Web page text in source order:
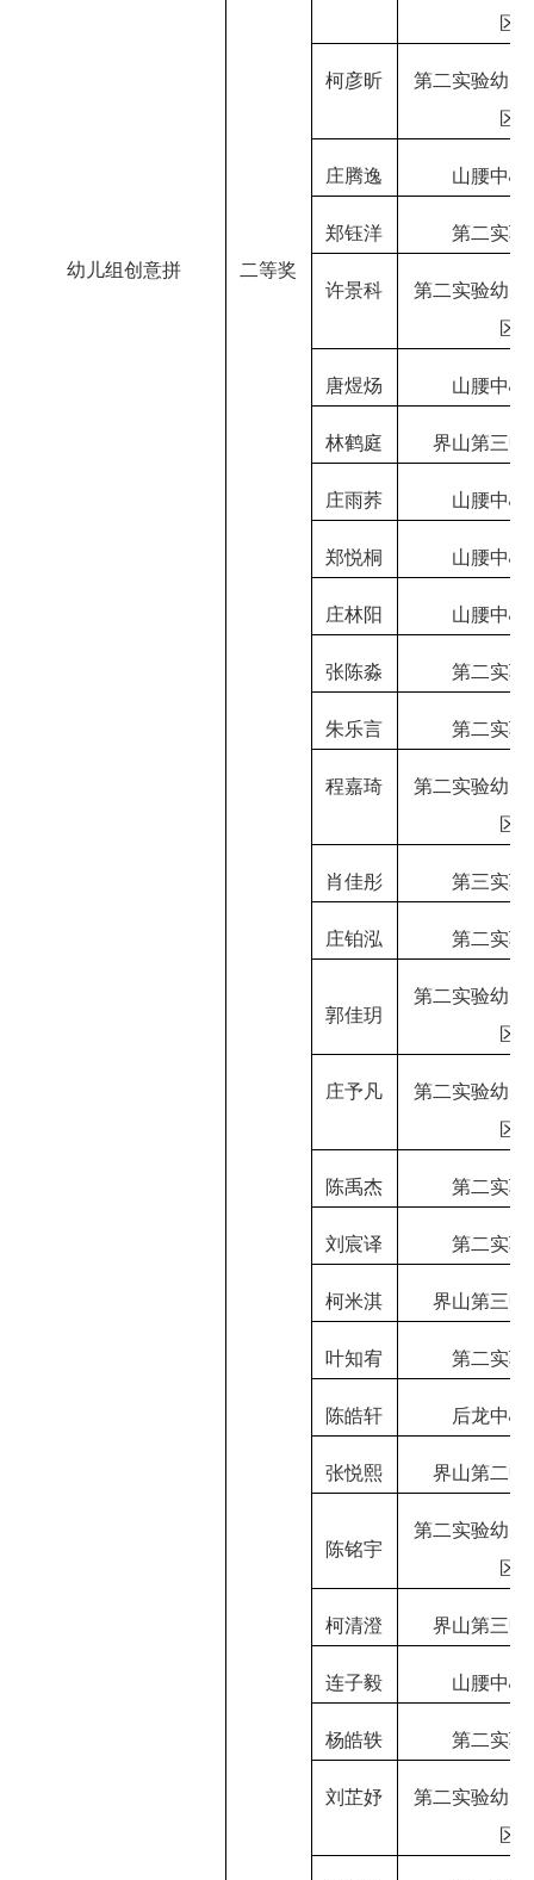
幼儿组创意拼 二等奖
区
柯彦昕
第二实验幼儿
区
庄腾逸 山腰中心
郑钰洋 第二实验
许景科
第二实验幼儿
区
唐煜炀 山腰中心
林鹤庭 界山第三中
庄雨荞 山腰中心
郑悦桐 山腰中心
庄林阳 山腰中心
张陈淼 第二实验
朱乐言 第二实验
程嘉琦
第二实验幼儿
区
肖佳彤 第三实验
庄铂泓 第二实验
郭佳玥
第二实验幼儿
区
庄予凡
第二实验幼儿
区
陈禹杰 第二实验
刘宸译 第二实验
柯米淇 界山第三中
叶知宥 第二实验
陈皓轩 后龙中心
张悦熙 界山第二中
陈铭宇
第二实验幼儿
区
柯清澄 界山第三中
连子毅 山腰中心
杨皓轶 第二实验
刘芷妤
第二实验幼儿
区